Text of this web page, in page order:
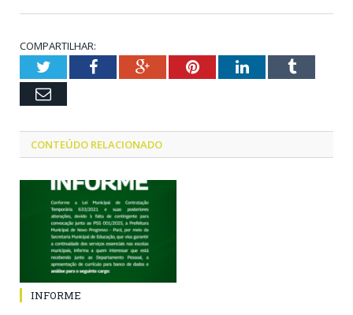
COMPARTILHAR:
TwitterFacebookGoogle+PinterestLinkedInTumblr
Email
CONTEÚDO RELACIONADO
INFORME